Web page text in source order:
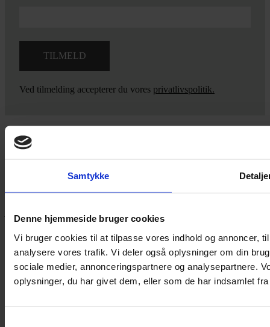
Samtykke
Denne hjemmeside bruger cookies
Vi bruger cookies til at tilpasse vores indhold og annoncer,
analysere vores trafik. Vi deler også oplysninger om din
sociale medier, annonceringspartnere og analysepartnere.
oplysninger, du har givet dem, eller som de har indsamlet
Ved tilmelding accepterer du vores privatlivspolitik.
Yarn Every Wear
Hvis du bøvler med noget eller ønsker ny inspiration, så skriv til
Vestergade 12 6270, Tønder
60 51 96 50
post@yarneverywear.dk
CVR 43041649
Facebook-f Instagram